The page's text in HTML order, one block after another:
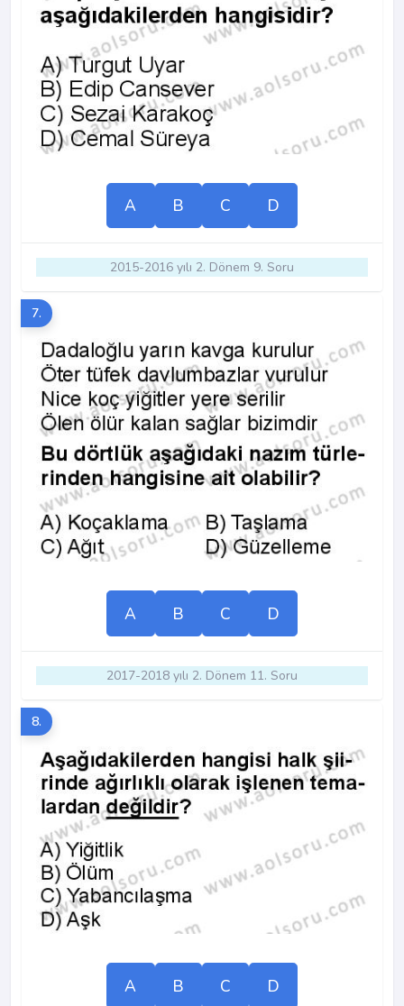
A B C D
2015-2016 yılı 2. Dönem 9. Soru
7.
A B C D
2017-2018 yılı 2. Dönem 11. Soru
8.
A B C D